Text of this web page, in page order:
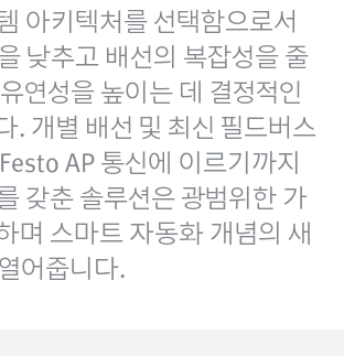
아키텍처를 선택함으로서
낮추고 배선의 복잡성을 줄
연성을 높이는 데 결정적인
. 개별 배선 및 최신 필드버스
AP 통신에 이르기까지
갖춘 솔루션은 광범위한 가
며 스마트 자동화 개념의 새
어줍니다.